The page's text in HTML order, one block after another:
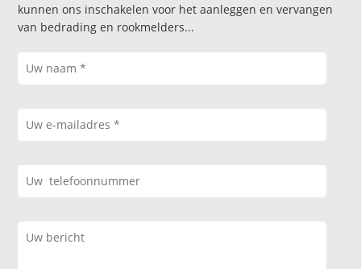
kunnen ons inschakelen voor het aanleggen en vervangen
van bedrading en rookmelders...